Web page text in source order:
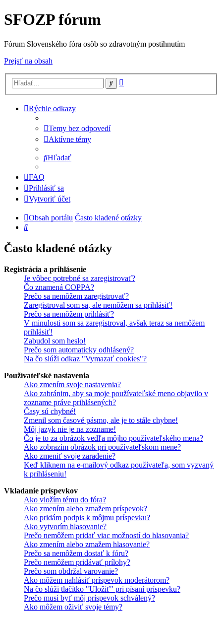
SFOZP fórum
Fórum Slovenského fóra osôb so zdravotným postihnutím
Prejsť na obsah
Hľadať
Rýchle odkazy
Temy bez odpovedí
Aktívne témy
Hľadať
FAQ
Prihlásiť sa
Vytvoriť účet
Obsah portálu Často kladené otázky
Hľadať
Často kladené otázky
Registrácia a prihlásenie
Je vôbec potrebné sa zaregistrovať?
Čo znamená COPPA?
Prečo sa nemôžem zaregistrovať?
Zaregistroval som sa, ale nemôžem sa prihlásiť!
Prečo sa nemôžem prihlásiť?
V minulosti som sa zaregistroval, avšak teraz sa nemôžem
prihlásiť!
Zabudol som heslo!
Prečo som automaticky odhlásený?
Na čo slúži odkaz "Vymazať cookies"?
Používateľské nastavenia
Ako zmením svoje nastavenia?
Ako zabránim, aby sa moje používateľské meno objavilo v
zozname práve prihlásených?
Časy sú chybné!
Zmenil som časové pásmo, ale je to stále chybne!
Môj jazyk nie je na zozname!
Čo je to za obrázok vedľa môjho používateľského mena?
Ako zobrazím obrázok pri používateľskom mene?
Ako zmeniť svoje zaradenie?
Keď kliknem na e-mailový odkaz používateľa, som vyzvaný
k prihláseniu!
Vkladanie príspevkov
Ako vložím tému do fóra?
Ako zmením alebo zmažem príspevok?
Ako pridám podpis k môjmu príspevku?
Ako vytvorím hlasovanie?
Prečo nemôžem pridať viac možností do hlasovania?
Ako zmením alebo zmažem hlasovanie?
Prečo sa nemôžem dostať k fóru?
Prečo nemôžem pridávať prílohy?
Prečo som obdržal varovanie?
Ako môžem nahlásiť príspevok moderátorom?
Na čo slúži tlačítko "Uložiť" pri písaní príspevku?
Prečo musí byť môj príspevok schválený?
Ako môžem oživiť svoje témy?